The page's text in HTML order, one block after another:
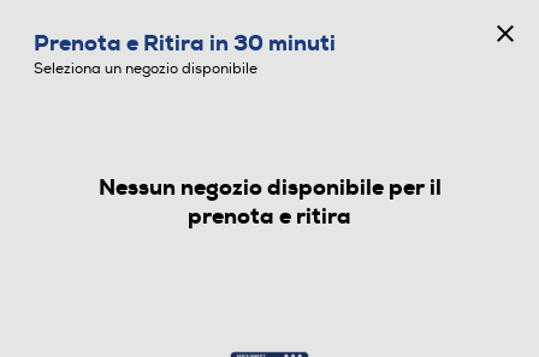
PILE-BATTERIE
Prenota e Ritira in 30 minuti
Seleziona un negozio disponibile
Nessun negozio disponibile per il
prenota e ritira